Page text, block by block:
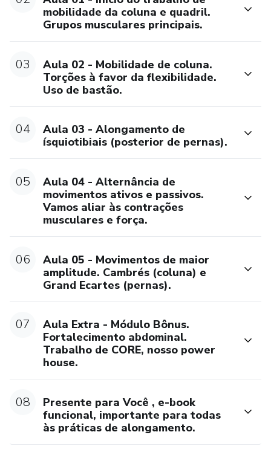
Além disso, essas práticas são preventivas na questão da
dor associada à má postura, estresse no trabalho e falta
Para quem é esse curso:
Para todos a partir de 10 anos de idade e para quem não
tenha contra indicação médica.
Para bailarinas (os), alunas (os) de dança, profissionais do
corpo, praticantes de Pilates e Yoga ou pessoas que não
prática nos traz.
Todos podem fazer, respeitando seus limites físicos e
articulares.
mobilidade da coluna e quadril.
Grupos musculares principais.
03
Aula 02 - Mobilidade de coluna.
Torções à favor da flexibilidade.
Uso de bastão.
04
Aula 03 - Alongamento de
ísquiotibiais (posterior de pernas).
05
Aula 04 - Alternância de
movimentos ativos e passivos.
Vamos aliar às contrações
musculares e força.
06
Aula 05 - Movimentos de maior
amplitude. Cambrés (coluna) e
Grand Ecartes (pernas).
07
Aula Extra - Módulo Bônus.
Fortalecimento abdominal.
Trabalho de CORE, nosso power
house.
08
Presente para Você , e-book
funcional, importante para todas
às práticas de alongamento.